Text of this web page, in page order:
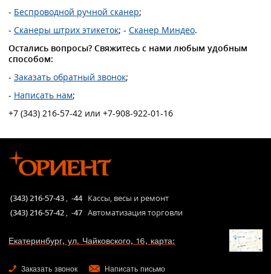
- Беспроводной ручной сканер;
- Сканеры штрих этикеток; - Сканер Миндео.
Остались вопросы? Свяжитесь с нами любым удобным
способом:
- Заказать обратный звонок;
- Написать нам;
+7 (343) 216-57-42 или +7-908-922-01-16
(343) 216-57-43 , -44 Кассы, весы и ремонт
(343) 216-57-42 , -47 Автоматизация торговли
Екатеринбург, ул. Чайковского, 16, карта:
Заказать звонок Написать письмо